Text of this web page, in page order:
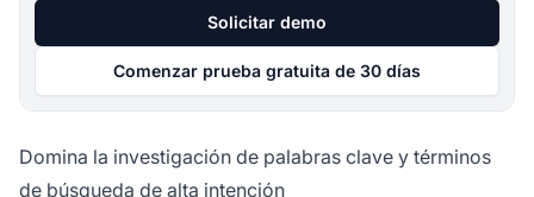
Solicitar demo
Comenzar prueba gratuita de 30 días
Domina la investigación de palabras clave y términos
de búsqueda de alta intención